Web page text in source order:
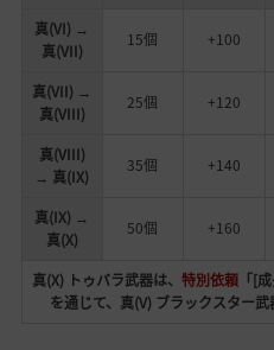
真(VI) →
真(VII)
15個 +100
真(VII) →
真(VIII)
25個 +120
真(VIII)
→ 真(IX)
35個 +140
真(IX) →
真(X)
50個 +160
真(X) トゥバラ武器は、 特別依頼「[成
を通じて、真(V) ブラックスター